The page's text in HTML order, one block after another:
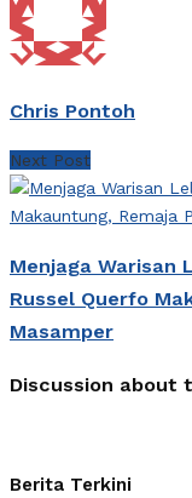
Chris Pontoh
Next Post
Menjaga Warisan
Russel Querfo
Masamper
Discussion about
Berita Terkini